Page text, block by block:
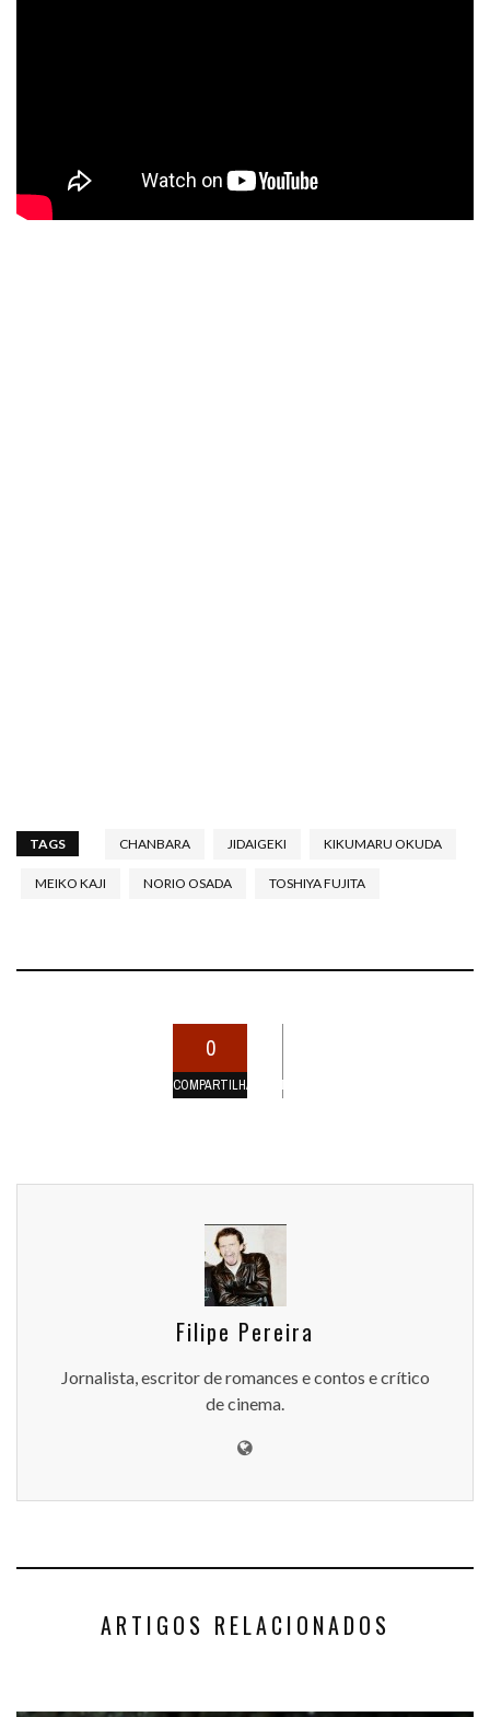
TAGS CHANBARA JIDAIGEKI KIKUMARU OKUDA
MEIKO KAJI NORIO OSADA TOSHIYA FUJITA
0
COMPARTILHAMENTOS
Filipe Pereira
Jornalista, escritor de romances e contos e crítico
de cinema.
ARTIGOS RELACIONADOS